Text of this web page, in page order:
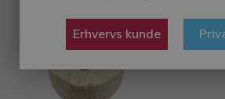
Erhvervs kunde